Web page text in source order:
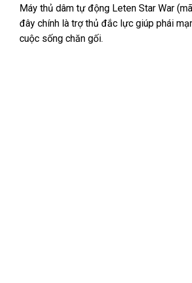
Máy thủ dâm tự động Leten Star War
đây chính là trợ thủ đắc lực giúp phái
cuộc sống chăn gối.